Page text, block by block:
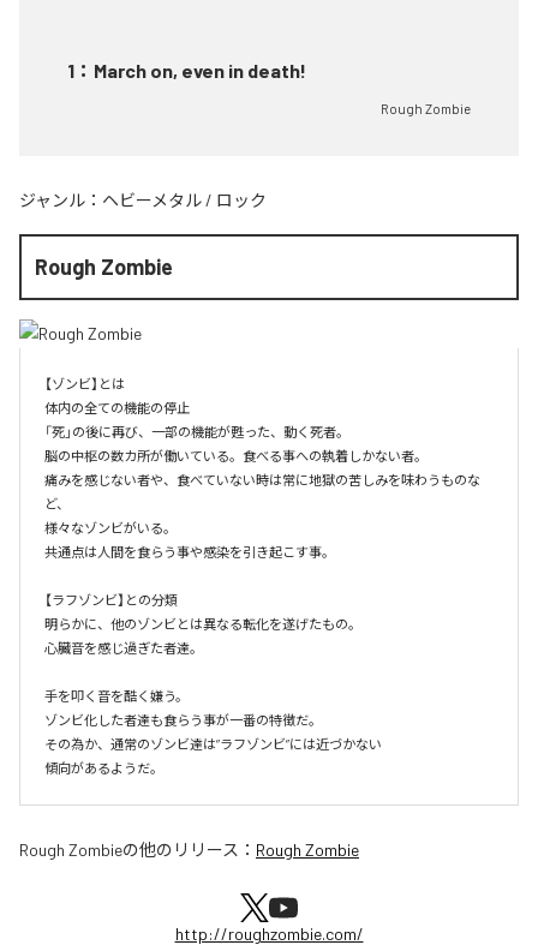
1 ： March on, even in death!
Rough Zombie
ジャンル： ヘビーメタル / ロック
Rough Zombie
【ゾンビ】とは
体内の全ての機能の停止
「死」の後に再び、一部の機能が甦った、動く死者。
脳の中枢の数カ所が働いている。食べる事への執着しかない者。
痛みを感じない者や、食べていない時は常に地獄の苦しみを味わうものな
ど、
様々なゾンビがいる。
共通点は人間を食らう事や感染を引き起こす事。
【ラフゾンビ】との分類
明らかに、他のゾンビとは異なる転化を遂げたもの。
心臓音を感じ過ぎた者達。
手を叩く音を酷く嫌う。
ゾンビ化した者達も食らう事が一番の特徴だ。
その為か、通常のゾンビ達は”ラフゾンビ”には近づかない
傾向があるようだ。
Rough Zombieの他のリリース： Rough Zombie
http://roughzombie.com/